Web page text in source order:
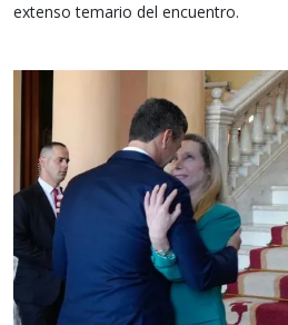
extenso temario del encuentro.